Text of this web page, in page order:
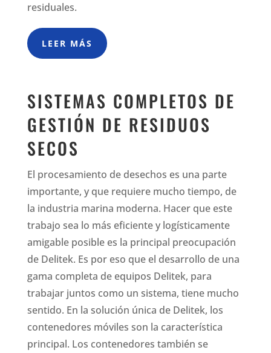
residuales.
LEER MÁS
SISTEMAS COMPLETOS DE
GESTIÓN DE RESIDUOS
SECOS
El procesamiento de desechos es una parte
importante, y que requiere mucho tiempo, de
la industria marina moderna. Hacer que este
trabajo sea lo más eficiente y logísticamente
amigable posible es la principal preocupación
de Delitek. Es por eso que el desarrollo de una
gama completa de equipos Delitek, para
trabajar juntos como un sistema, tiene mucho
sentido. En la solución única de Delitek, los
contenedores móviles son la característica
principal. Los contenedores también se